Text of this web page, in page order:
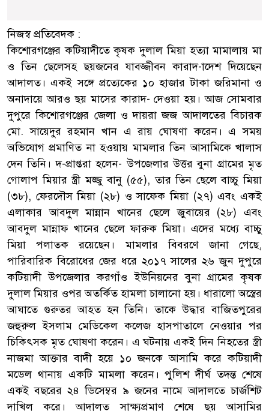
নিজস্ব প্রতিবেদক :
কিশোরগঞ্জের কটিয়াদীতে কৃষক দুলাল মিয়া হত্যা মামালায় মা
ও তিন ছেলেসহ ছয়জনের যাবজ্জীবন কারাদ-াদেশ দিয়েছেন
আদালত। একই সঙ্গে প্রত্যেকের ১০ হাজার টাকা জরিমানা ও
অনাদায়ে আরও ছয় মাসের কারাদ- দেওয়া হয়। আজ সোমবার
দুপুরে কিশোরগঞ্জের জেলা ও দায়রা জজ আদালতের বিচারক
মো. সায়েদুর রহমান খান এ রায় ঘোষণা করেন। এ সময়
অভিযোগ প্রমাণিত না হওয়ায় মামলার তিন আসামিকে খালাস
দেন তিনি। দ-প্রাপ্তরা হলেন- উপজেলার উত্তর বুনা গ্রামের মৃত
গোলাপ মিয়ার স্ত্রী মজ্জু বানু (৫৫), তার তিন ছেলে বাচ্চু মিয়া
(৩৮), ফেরদৌস মিয়া (২৮) ও সাফেক মিয়া (২৭) এবং একই
এলাকার আবদুল মান্নান খানের ছেলে জুবায়ের (২৮) এবং
আবদুল মান্নাফ খানের ছেলে ফারুক মিয়া। এদের মধ্যে বাচ্চু
মিয়া পলাতক রয়েছেন। মামলার বিবরণে জানা গেছে,
পারিবারিক বিরোধের জের ধরে ২০১৭ সালের ২৬ জুন দুপুরে
কটিয়াদী উপজেলার করগাঁও ইউনিয়নের বুনা গ্রামের কৃষক
দুলাল মিয়ার ওপর অতর্কিত হামলা চালানো হয়। ধারালো অস্ত্রের
আঘাতে গুরুতর আহত হন তিনি। তাকে উদ্ধার বাজিতপুরের
জহুরুল ইসলাম মেডিকেল কলেজ হাসপাতালে নেওয়ার পর
চিকিৎসক মৃত ঘোষণা করেন। এ ঘটনায় একই দিন নিহতের স্ত্রী
নাজমা আক্তার বাদী হয়ে ১০ জনকে আসামি করে কটিয়াদী
মডেল থানায় একটি মামলা করেন। পুলিশ দীর্ঘ তদন্ত শেষে
একই বছরের ২৪ ডিসেম্বর ৯ জনের নামে আদালতে চার্জশিট
দাখিল করে। আদালত সাক্ষ্যপ্রমাণ শেষে ছয় আসামির